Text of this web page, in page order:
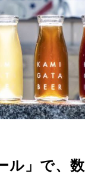
ル」で、